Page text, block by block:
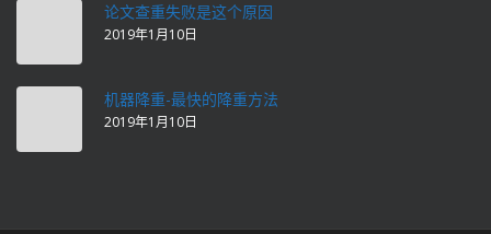
论文查重失败是这个原因
2019年1月10日
机器降重-最快的降重方法
2019年1月10日